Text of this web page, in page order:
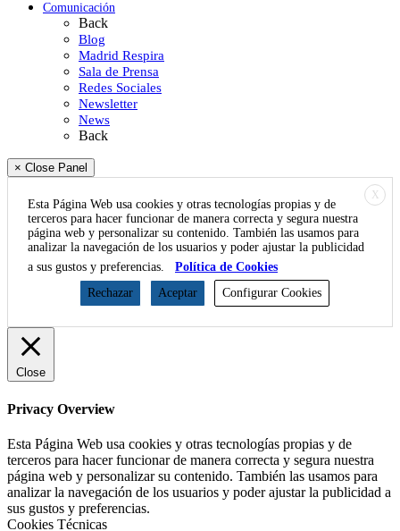
Comunicación
Back
Blog
Madrid Respira
Sala de Prensa
Redes Sociales
Newsletter
News
Back
× Close Panel
X
Esta Página Web usa cookies y otras tecnologías propias y de
terceros para hacer funcionar de manera correcta y segura nuestra
página web y personalizar su contenido. También las usamos para
analizar la navegación de los usuarios y poder ajustar la publicidad
a sus gustos y preferencias.
Política de Cookies
Rechazar
Aceptar Configurar Cookies
Close
Privacy Overview
Esta Página Web usa cookies y otras tecnologías propias y de
terceros para hacer funcionar de manera correcta y segura nuestra
página web y personalizar su contenido. También las usamos para
analizar la navegación de los usuarios y poder ajustar la publicidad a
sus gustos y preferencias.
Cookies Técnicas